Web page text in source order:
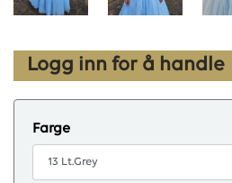
Logg inn for å handle
Farge